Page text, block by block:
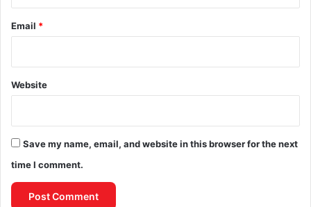
Email *
Website
Save my name, email, and website in this browser for the next
time I comment.